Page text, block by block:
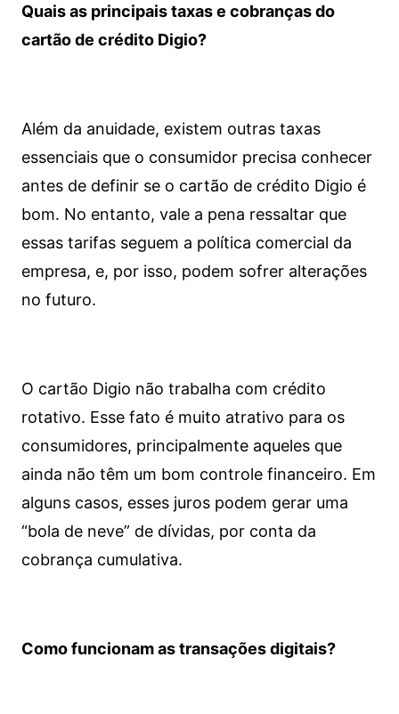
Quais as principais taxas e cobranças do
cartão de crédito Digio?
Além da anuidade, existem outras taxas
essenciais que o consumidor precisa conhecer
antes de definir se o cartão de crédito Digio é
bom. No entanto, vale a pena ressaltar que
essas tarifas seguem a política comercial da
empresa, e, por isso, podem sofrer alterações
no futuro.
O cartão Digio não trabalha com crédito
rotativo. Esse fato é muito atrativo para os
consumidores, principalmente aqueles que
ainda não têm um bom controle financeiro. Em
alguns casos, esses juros podem gerar uma
“bola de neve” de dívidas, por conta da
cobrança cumulativa.
Como funcionam as transações digitais?